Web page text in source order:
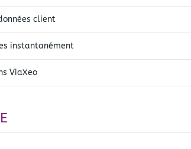
client
instantanément
ViaXeo